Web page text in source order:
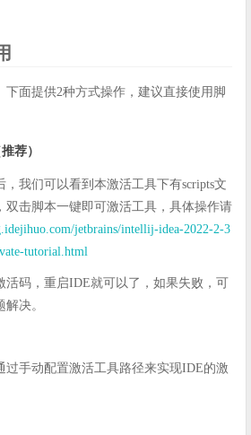
下面提供2种方式操作，建议直接使用脚
荐）
我们可以看到本激活工具下有scripts文
双击脚本一键即可激活工具，具体操作请
jetbrains/intellij-idea-2022-2-3
tutorial.html
活码，重启IDE就可以了，如果失败，可
决。
过手动配置激活工具路径来实现IDE的激